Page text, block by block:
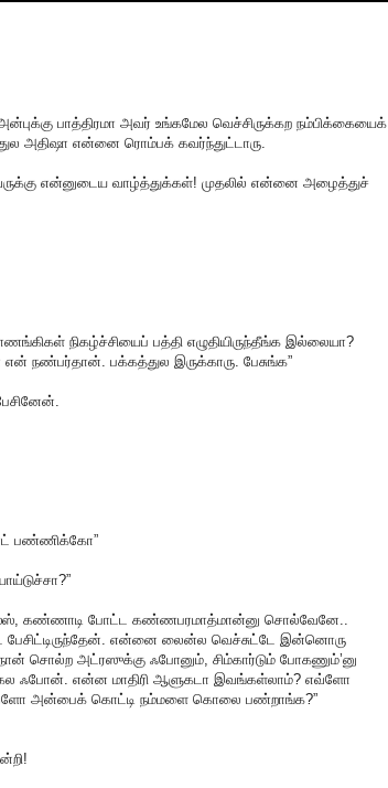
பாத்திரமா அவர் உங்கமேல வெச்சிருக்கற நம்பிக்கையைக்
அதிஷா என்னை ரொம்பக் கவர்ந்துட்டாரு.
என்னுடைய வாழ்த்துக்கள்! முதலில் என்னை அழைத்துச்
நிகழ்ச்சியைப் பத்தி எழுதியிருந்தீங்க இல்லையா?
நண்பர்தான். பக்கத்துல இருக்காரு. பேசுங்க”
பண்ணிக்கோ”
கண்ணாடி போட்ட கண்ணபரமாத்மான்னு சொல்வேனே..
பேசிட்டிருந்தேன். என்னை லைன்ல வெச்சுட்டே இன்னொரு
சொல்ற அட்ரஸுக்கு ஃபோனும், சிம்கார்டும் போகணும்’னு
ஃபோன். என்ன மாதிரி ஆளுகடா இவங்கள்லாம்? எவ்ளோ
இவ்ளோ அன்பைக் கொட்டி நம்மளை கொலை பண்றாங்க?”